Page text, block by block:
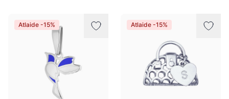
Atlaide -15% Atlaide -15%